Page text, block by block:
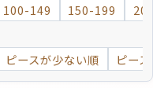
50～99 100
100-149 150-199
ピースが少ない順 ピー